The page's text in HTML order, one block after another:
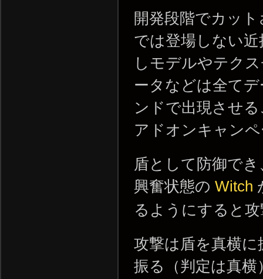
開発段階でカッ
では登場しない
しモデルやテク
ータなどは全て
ンドで出現させ
アドオンキャン
盾として防御で
興奮状態の Witch
るようにすると
攻撃は盾を真横
振る（判定は真